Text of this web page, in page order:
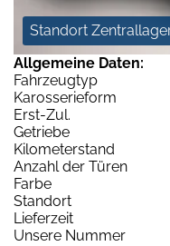
Standort
Allgemeine Daten:
Fahrzeugtyp
Karosserieform
Erst-Zul.
Getriebe
Kilometerstand
Anzahl der Türen
Farbe
Standort
Lieferzeit
Unsere Nummer